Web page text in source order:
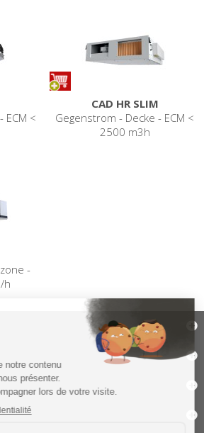
ECM <
CAD HR SLIM
Gegenstrom - Decke - ECM <
2500 m3h
-
h